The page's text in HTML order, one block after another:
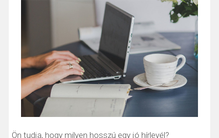
Ön tudja, hogy milyen hosszú egy jó hírlevél?